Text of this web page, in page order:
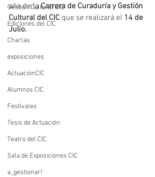
Gestión Cultural CIC
Ediciones del CIC
Charlas
exposiciones
ActuaciónCIC
Alumnos CIC
Festivales
Tesis de Actuación
Teatro del CIC
Sala de Exposiciones CIC
a_gestionar!
año de la Carrera de Curaduría y Gestión
Cultural del CIC que se realizará el 14 de
Julio.